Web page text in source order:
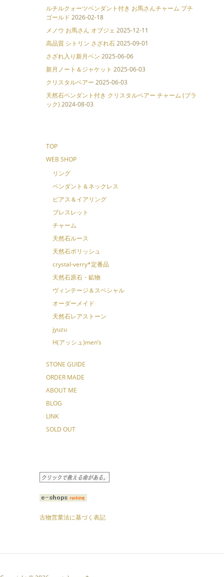
ルチルクォーツペンダント付き お馬さんチャーム プチ
ゴールド 2026-02-18
メノウ お馬さん オブジェ 2025-12-11
高品質 シトリン さざれ石 2025-09-01
さざれ入り新月ペン 2025-06-06
新月ノート＆ジャケット 2025-06-03
クリスタルベアー 2025-06-03
天然石ペンダント付き クリスタルベアー チャーム (ブラ
ック) 2024-08-03
TOP
WEB SHOP
リング
ペンダント＆ネックレス
ピアス＆イアリング
ブレスレット
チャーム
天然石ルース
天然石ポリッシュ
crystal-verry*定番品
天然石原石・鉱物
ヴィンテージ＆スペシャル
オーダーメイド
天然石レアストーン
jyuzu
H(アッシュ)men’s
STONE GUIDE
ORDER MADE
ABOUT ME
BLOG
LINK
SOLD OUT
古物営業法に基づく表記